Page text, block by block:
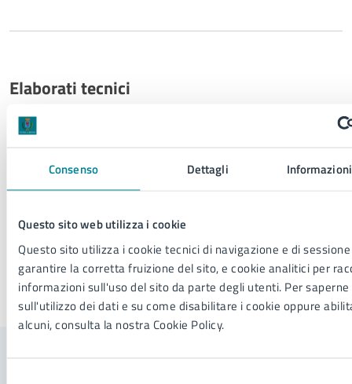
Consenso Dettagli
Questo sito web utilizza i cookie
Questo sito utilizza i cookie tecnici di navigazione e di
garantire la corretta fruizione del sito, e cookie analitici per
informazioni sull'uso del sito da parte degli utenti. Per saperne
sull'utilizzo dei dati e su come disabilitare i cookie oppure
alcuni, consulta la nostra Cookie Policy.
Elaborati tecnici
Ultimo aggiornamento: 15/04/2026, 12:49